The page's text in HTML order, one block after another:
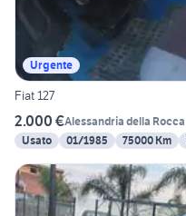
Urgente
Fiat 127
2.000 €Alessandria della Rocca
Usato
01/1985 75000 Km